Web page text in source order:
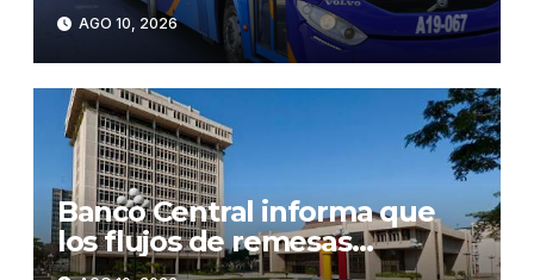
Febrero: RD$35 desde el
lunes
AGO 10, 2026
Banco Central informa que
los flujos de remesas
alcanzaron los US$7,316.4